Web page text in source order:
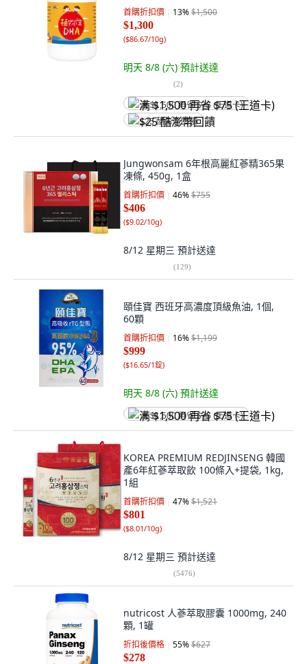
首購折扣價 13%$1,500
$1,300
($86.67/10g)
明天 8/8 (六) 預計送達
(2)
满 $1,500 再省 $75 (王道卡)
$25 酷澎幣回饋
Jungwonsam 6年根高麗紅蔘精365果
凍條, 450g, 1盒
首購折扣價 46%$755
$406
($9.02/10g)
8/12 星期三 預計送達
(129)
頤佳寶 西班牙高濃度頂級魚油, 1個,
60顆
首購折扣價 16%$1,199
$999
($16.65/1錠)
明天 8/8 (六) 預計送達
满 $1,500 再省 $75 (王道卡)
KOREA PREMIUM REDJINSENG 韓國
產6年紅蔘萃取飲 100條入+提袋, 1kg,
1組
首購折扣價 47%$1,521
$801
($8.01/10g)
8/12 星期三 預計送達
(5476)
nutricost 人蔘萃取膠囊 1000mg, 240
顆, 1罐
折扣後價格 55%$627
$278